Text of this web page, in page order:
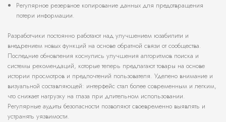
Регулярное резервное копирование данных для предотвращения
потери информации.
Разработчики постоянно работают над улучшением юзабилити и
внедрением новых функций на основе обратной связи от сообщества.
Последние обновления коснулись улучшения алгоритмов поиска и
системы рекомендаций, которые теперь предлагают товары на основе
истории просмотров и предпочтений пользователя. Уделено внимание и
визуальной составляющей: интерфейс стал более современным и легким,
что снижает нагрузку на глаза при длительном использовании.
Регулярные аудиты безопасности позволяют своевременно выявлять и
устранять уязвимости.